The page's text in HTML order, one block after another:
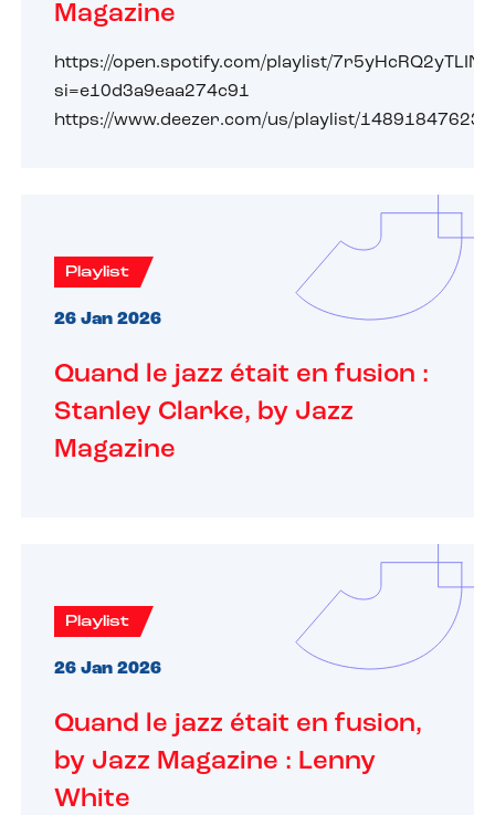
Magazine
https://open.spotify.com/playlist/
si=e10d3a9eaa274c91
https://www.deezer.com/us/playlist/14891847623
Playlist
26 Jan 2026
Quand le jazz était en fusion :
Stanley Clarke, by Jazz
Magazine
Playlist
26 Jan 2026
Quand le jazz était en fusion,
by Jazz Magazine : Lenny
White